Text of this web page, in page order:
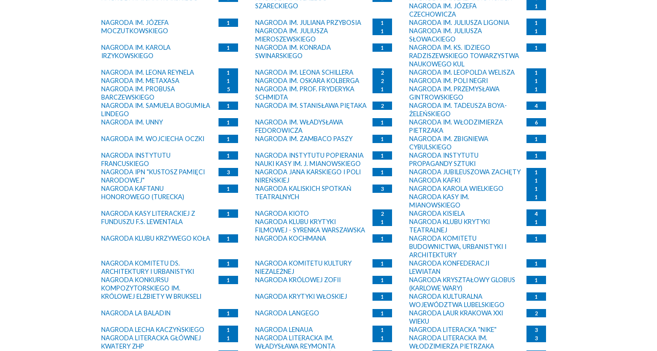
SZARECKIEGO
NAGRODA IM. JÓZEFA
CZECHOWICZA
1
NAGRODA IM. JÓZEFA
MOCZUTKOWSKIEGO
1 NAGRODA IM. JULIANA PRZYBOSIA 1 NAGRODA IM. JULIUSZA LIGONIA 1
NAGRODA IM. JULIUSZA
MIEROSZEWSKIEGO
1
NAGRODA IM. JULIUSZA
SŁOWACKIEGO
1
NAGRODA IM. KAROLA
IRZYKOWSKIEGO
1
NAGRODA IM. KONRADA
SWINARSKIEGO
1
NAGRODA IM. KS. IDZIEGO
RADZISZEWSKIEGO TOWARZYSTWA
NAUKOWEGO KUL
1
NAGRODA IM. LEONA REYNELA 1 NAGRODA IM. LEONA SCHILLERA 2 NAGRODA IM. LEOPOLDA WELISZA 1
NAGRODA IM. METAXASA 1 NAGRODA IM. OSKARA KOLBERGA 2 NAGRODA IM. POLI NEGRI 1
NAGRODA IM. PROBUSA
BARCZEWSKIEGO
5
NAGRODA IM. PROF. FRYDERYKA
SCHMIDTA
1
NAGRODA IM. PRZEMYSŁAWA
GINTROWSKIEGO
1
NAGRODA IM. SAMUELA BOGUMIŁA
LINDEGO
1 NAGRODA IM. STANISŁAWA PIĘTAKA 2
NAGRODA IM. TADEUSZA BOYA-
ŻELEŃSKIEGO
4
NAGRODA IM. UNNY 1
NAGRODA IM. WŁADYSŁAWA
FEDOROWICZA
1
NAGRODA IM. WŁODZIMIERZA
PIETRZAKA
6
NAGRODA IM. WOJCIECHA OCZKI 1 NAGRODA IM. ZAMBACO PASZY 1
NAGRODA IM. ZBIGNIEWA
CYBULSKIEGO
1
NAGRODA INSTYTUTU
FRANCUSKIEGO
1
NAGRODA INSTYTUTU POPIERANIA
NAUKI KASY IM. J. MIANOWSKIEGO
1
NAGRODA INSTYTUTU
PROPAGANDY SZTUKI
1
NAGRODA IPN "KUSTOSZ PAMIĘCI
NARODOWEJ"
3
NAGRODA JANA KARSKIEGO I POLI
NIREŃSKIEJ
1 NAGRODA JUBILEUSZOWA ZACHĘTY 1
NAGRODA KAFKI 1
NAGRODA KAFTANU
HONOROWEGO (TURECKA)
1
NAGRODA KALISKICH SPOTKAŃ
TEATRALNYCH
3 NAGRODA KAROLA WIELKIEGO 1
NAGRODA KASY IM.
MIANOWSKIEGO
1
NAGRODA KASY LITERACKIEJ Z
FUNDUSZU F.S. LEWENTALA
1 NAGRODA KIOTO 2 NAGRODA KISIELA 4
NAGRODA KLUBU KRYTYKI
FILMOWEJ - SYRENKA WARSZAWSKA
1
NAGRODA KLUBU KRYTYKI
TEATRALNEJ
1
NAGRODA KLUBU KRZYWEGO KOŁA 1 NAGRODA KOCHMANA 1
NAGRODA KOMITETU
BUDOWNICTWA, URBANISTYKI I
ARCHITEKTURY
1
NAGRODA KOMITETU DS.
ARCHITEKTURY I URBANISTYKI
1
NAGRODA KOMITETU KULTURY
NIEZALEŻNEJ
1
NAGRODA KONFEDERACJI
LEWIATAN
1
NAGRODA KONKURSU
KOMPOZYTORSKIEGO IM.
KRÓLOWEJ ELŻBIETY W BRUKSELI
1 NAGRODA KRÓLOWEJ ZOFII 1
NAGRODA KRYSZTAŁOWY GLOBUS
(KARLOWE WARY)
1
NAGRODA KRYTYKI WŁOSKIEJ 1
NAGRODA KULTURALNA
WOJEWÓDZTWA LUBELSKIEGO
1
NAGRODA LA BALADIN 1 NAGRODA LANGEGO 1
NAGRODA LAUR KRAKOWA XXI
WIEKU
2
NAGRODA LECHA KACZYŃSKIEGO 1 NAGRODA LENAUA 1 NAGRODA LITERACKA "NIKE" 3
NAGRODA LITERACKA GŁÓWNEJ
KWATERY ZHP
1
NAGRODA LITERACKA IM.
WŁADYSŁAWA REYMONTA
1
NAGRODA LITERACKA IM.
WŁODZIMIERZA PIETRZAKA
3